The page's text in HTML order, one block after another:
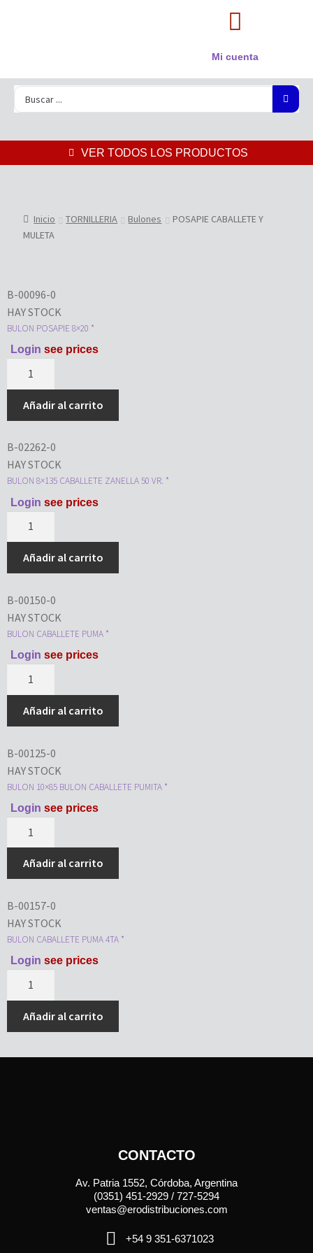
Mi cuenta
VER TODOS LOS PRODUCTOS
Inicio TORNILLERIA Bulones
POSAPIE CABALLETE Y
MULETA
B-00096-0
HAY STOCK
BULON POSAPIE 8×20 *
Login see prices
Añadir al carrito
B-02262-0
HAY STOCK
BULON 8×135 CABALLETE ZANELLA 50 VR. *
Login see prices
Añadir al carrito
B-00150-0
HAY STOCK
BULON CABALLETE PUMA *
Login see prices
Añadir al carrito
B-00125-0
HAY STOCK
BULON 10×85 BULON CABALLETE PUMITA *
Login see prices
Añadir al carrito
B-00157-0
HAY STOCK
BULON CABALLETE PUMA 4TA *
Login see prices
Añadir al carrito
CONTACTO
Av. Patria 1552, Córdoba, Argentina
(0351) 451-2929 / 727-5294
ventas@erodistribuciones.com
+54 9 351-6371023